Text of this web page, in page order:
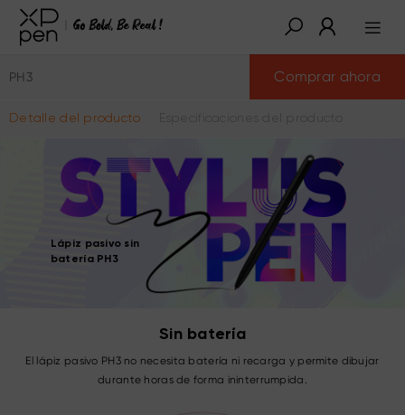
PH3
Detalle del producto
Comprar ahora
Lápiz pasivo sin
batería PH3
Sin batería
El lápiz pasivo PH3 no necesita batería ni recarga y permite dibujar
durante horas de forma ininterrumpida.